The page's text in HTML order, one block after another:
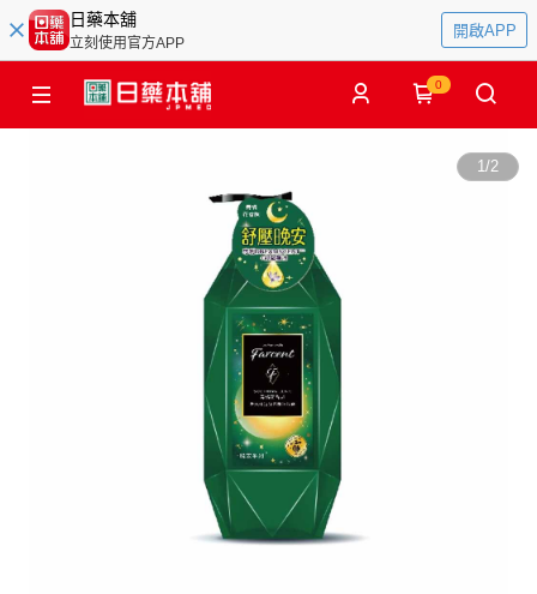
日藥本舖
立刻使用官方APP
開啟APP
0
1/2